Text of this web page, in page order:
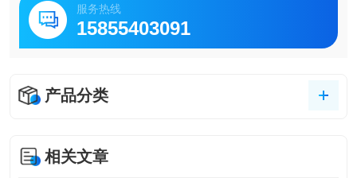
服务热线
15855403091
产品分类
相关文章